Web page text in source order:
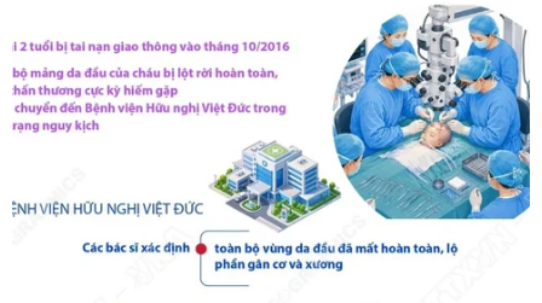
vào thợ tháo dỡ nhà sát vách
05/08/2026 09:23
Xem thêm